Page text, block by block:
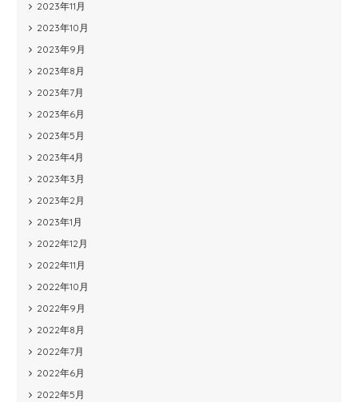
2023年11月
2023年10月
2023年9月
2023年8月
2023年7月
2023年6月
2023年5月
2023年4月
2023年3月
2023年2月
2023年1月
2022年12月
2022年11月
2022年10月
2022年9月
2022年8月
2022年7月
2022年6月
2022年5月